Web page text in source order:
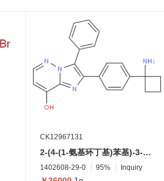
CK12967131
2-(4-(1-氨基环丁基)苯基)-3-苯基咪唑并[1,2-b]哒嗪-8-醇
1402608-29-0 95% Inquiry